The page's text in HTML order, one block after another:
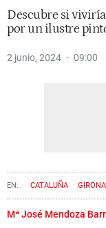
Descubre si
por un ilustre
2 junio, 2024 09:00
CATALUÑA GIRONA
Mª José Mendoza